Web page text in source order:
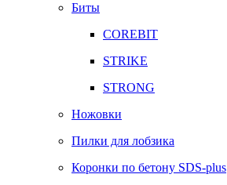
Биты
COREBIT
STRIKE
STRONG
Ножовки
Пилки для лобзика
Коронки по бетону SDS-plus